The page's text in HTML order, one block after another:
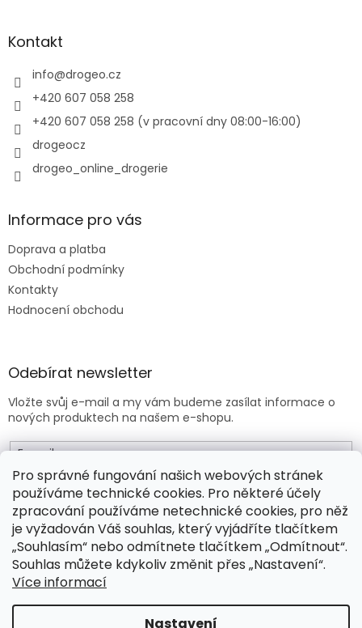
Pro správné fungování našich webových stránek
používáme technické cookies. Pro některé účely
zpracování používáme netechnické cookies, pro něž
je vyžadován Váš souhlas, který vyjádříte tlačítkem
„Souhlasím“ nebo odmítnete tlačítkem „Odmítnout“.
Souhlas můžete kdykoliv změnit přes „Nastavení“.
Více informací
Nastavení
aKontakt
info@drogeo.cz
+420 607 058 258
+420 607 058 258 (v pracovní dny 08:00-16:00)
drogeocz
drogeo_online_drogerie
Informace pro vás
Doprava a platba
Obchodní podmínky
Kontakty
Hodnocení obchodu
Odebírat newsletter
Vložte svůj e-mail a my vám budeme zasílat informace o
nových produktech na našem e-shopu.
E-mail
Vložením e-mailu souhlasíte sobchodními podmínkami .
PŘIHLÁSIT SE
Vytvořil Shoptet Premium